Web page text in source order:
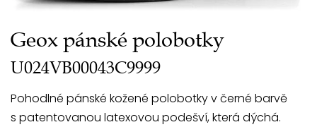
Geox pánské polobotky
U024VB00043C9999
Pohodlné pánské kožené polobotky v černé barvě
s patentovanou latexovou podešví, která dýchá.